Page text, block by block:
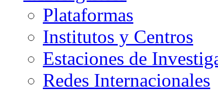
Plataformas
Institutos y Centros
Estaciones de
Redes Internacionales